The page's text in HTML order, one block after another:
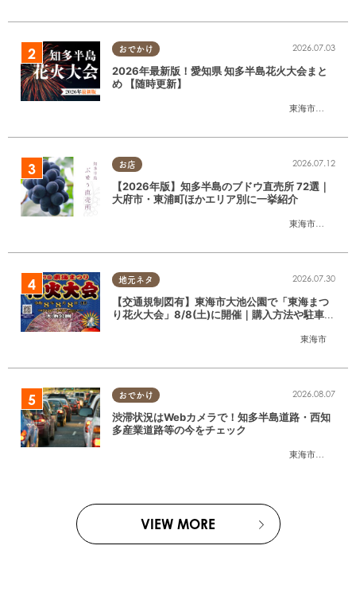
おでかけ
東海市
,大府市
2026.07.03
2026年最新版！愛知県 知多半島花火大会まと
め 【随時更新】
お店
東海市
,大府市
2026.07.12
【2026年版】知多半島のブドウ直売所 72選｜
大府市・東浦町ほかエリア別に一挙紹介
地元ネタ
東海市
2026.07.30
【交通規制図有】東海市大池公園で「東海まつ
り花火大会」8/8(土)に開催｜購入方法や駐車場
おでかけ
東海市
,大府市
2026.08.07
渋滞状況はWebカメラで！知多半島道路・西知
多産業道路等の今をチェック
VIEW MORE